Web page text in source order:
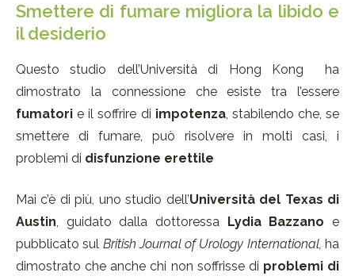
Smettere di fumare migliora la libido e
il desiderio
Questo studio dell’Università di Hong Kong ha
dimostrato la connessione che esiste tra l’essere
fumatori e il soffrire di impotenza, stabilendo che, se
smettere di fumare, può risolvere in molti casi, i
problemi di disfunzione erettile
Mai c’è di più, uno studio dell’Università del Texas di
Austin, guidato dalla dottoressa Lydia Bazzano e
pubblicato sul British Journal of Urology International, ha
dimostrato che anche chi non soffrisse di problemi di